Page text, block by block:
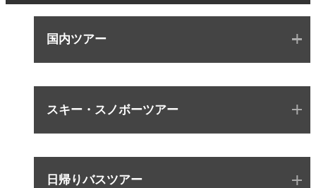
国内ツアー
スキー・スノボーツアー
日帰りバスツアー